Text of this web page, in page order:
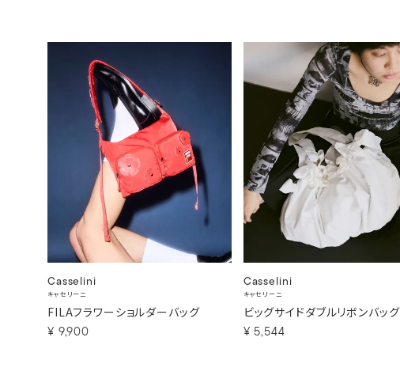
Casselini
キャセリーニ
FILAフラワーショルダーバッグ
¥ 9,900
Casselini
キャセリーニ
ビッグサイドダブルリボンバッグ
¥ 5,544